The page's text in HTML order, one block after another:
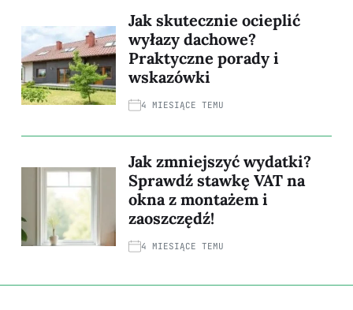
Jak skutecznie ocieplić
wyłazy dachowe?
Praktyczne porady i
wskazówki
4 MIESIĄCE TEMU
Jak zmniejszyć wydatki?
Sprawdź stawkę VAT na
okna z montażem i
zaoszczędź!
4 MIESIĄCE TEMU